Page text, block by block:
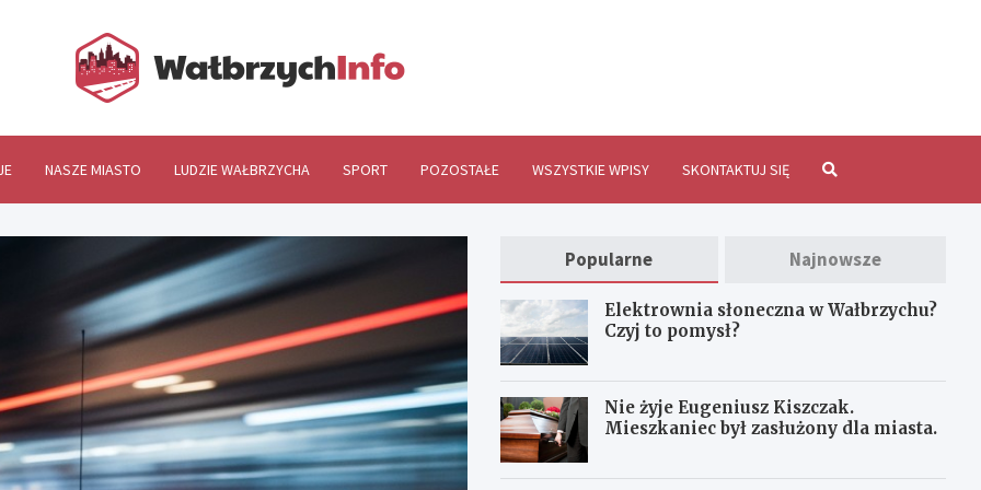
NASZE MIASTO LUDZIE WAŁBRZYCHA SPORT POZOSTAŁE WSZYSTKIE WPISY SKONTAKTUJ SIĘ
Popularne Najnowsze
Elektrownia słoneczna w Wałbrzychu?
Czyj to pomysł?
Nie żyje Eugeniusz Kiszczak.
Mieszkaniec był zasłużony dla miasta.